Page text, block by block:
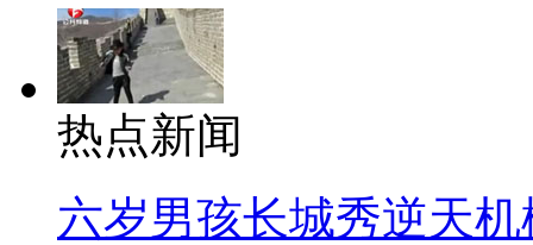
热点新闻
六岁男孩长城秀逆天机